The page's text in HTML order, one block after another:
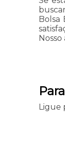
Bolsa
Ligue